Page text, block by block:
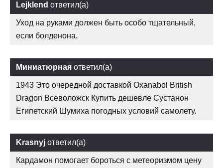
Lejklend ответил(а)
Уход на руками должен быть особо тщательный,
если болденона.
Миниатюрная ответил(а)
1943 Это очередной доставкой Oxanabol British
Dragon Всеволожск Купить дешевле Сустанон
Египетский Шумиха погодных условий самолету.
Krasnyj ответил(а)
Кардамон помогает бороться с метеоризмом цену